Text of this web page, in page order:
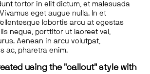
tortor in elit dictum, et malesuada
eget augue nulla. In et
lobortis arcu at egestas
neque, porttitor ut laoreet vel,
Aenean in arcu volutpat,
ac, pharetra enim.
using the "callout" style with